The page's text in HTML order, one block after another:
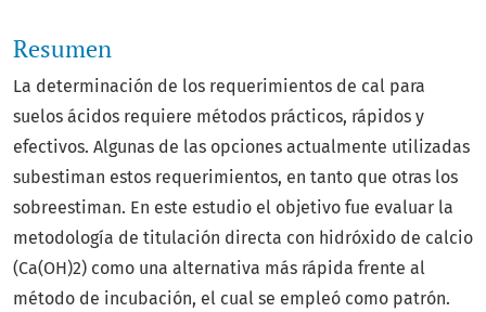
Resumen
La determinación de los requerimientos de cal para
suelos ácidos requiere métodos prácticos, rápidos y
efectivos. Algunas de las opciones actualmente utilizadas
subestiman estos requerimientos, en tanto que otras los
sobreestiman. En este estudio el objetivo fue evaluar la
metodología de titulación directa con hidróxido de calcio
(Ca(OH)2) como una alternativa más rápida frente al
método de incubación, el cual se empleó como patrón.